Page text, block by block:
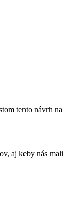
tento návrh na
aj keby nás mali